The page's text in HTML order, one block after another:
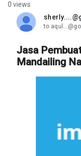
0 views
unread,
to
Jasa
Mandailing